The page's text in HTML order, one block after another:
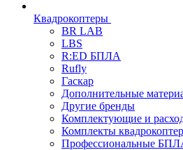
Квадрокоптеры
BR LAB
LBS
R:ED БПЛА
Rufly
Гаскар
Дополнительные
Другие бренды
Комплектующие и
Комплекты
Профессиональные